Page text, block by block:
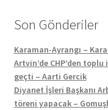
Son Gönderiler
Karaman-Ayrangı –
Artvin’de CHP’den
geçti – Aarti Gercik
Diyanet İşleri Başkanı
töreni yapacak –